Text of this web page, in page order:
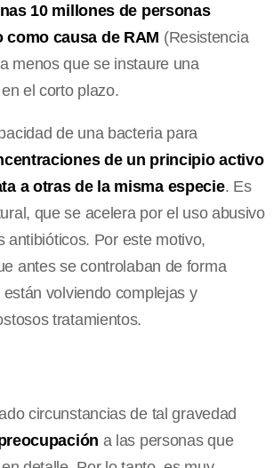
10 millones de personas
como causa de RAM (Resistencia
menos que se instaure una
el corto plazo.
de una bacteria para
de un principio activo
a otras de la misma especie. Es
que se acelera por el uso abusivo
antibióticos. Por este motivo,
antes se controlaban de forma
volviendo complejas y
tratamientos.
circunstancias de tal gravedad
a las personas que